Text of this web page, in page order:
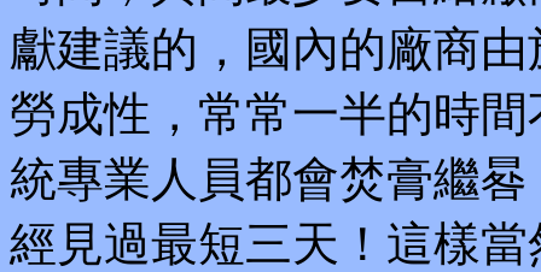
獻建議的，國內的廠商
勞成性，常常一半的時
統專業人員都會焚膏繼
經見過最短三天！這樣